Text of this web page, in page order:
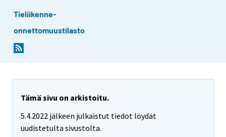
Tieliikenne-
onnettomuustilasto
Tämä sivu on arkistoitu.
5.4.2022 jälkeen julkaistut tiedot löydät
uudistetulta sivustolta.